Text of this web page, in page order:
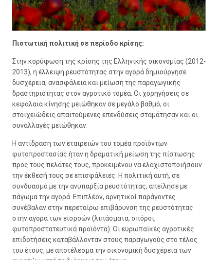
Πιστωτική πολιτική σε περίοδο κρίσης:
Στην κορύφωση της κρίσης της Ελληνικής οικονομίας (2012-
2013), η έλλειψη ρευστότητας στην αγορά δημιούργησε
δυσχέρεια, ανασφάλεια και μείωση της παραγωγικής
δραστηριότητας στον αγροτικό τομέα. Οι χορηγήσεις σε
κεφάλαια κίνησης μειώθηκαν σε μεγάλο βαθμό, οι
στοιχειώδεις απαιτούμενες επενδύσεις σταμάτησαν και οι
συναλλαγές μειώθηκαν.
Η αντίδραση των εταιρειών του τομέα προϊόντων
φυτοπροστασίας ήταν η δραματική μείωση της πίστωσης
προς τους πελάτες τους, προκειμένου να ελαχιστοποιήσουν
την έκθεσή τους σε επισφάλειες. Η πολιτική αυτή, σε
συνδυασμό με την ανυπαρξία ρευστότητας, απείλησε με
πάγωμα την αγορά. Επιπλέον, αρνητικοί παράγοντες
συνέβαλαν στην περεταίρω επιβάρυνση της ρευστότητας
στην αγορά των εισροών (λιπάσματα, σπόροι,
φυτοπροστατευτικά προϊόντα). Οι ευρωπαϊκές αγροτικές
επιδοτήσεις καταβάλλονταν στους παραγωγούς στο τέλος
του έτους, με αποτέλεσμα την οικονομική δυσχέρεια των